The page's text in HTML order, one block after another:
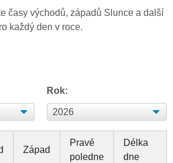
časy východů, západů Slunce a další
každý den v roce.
Rok:
Západ
Pravé
poledne
Délka
dne